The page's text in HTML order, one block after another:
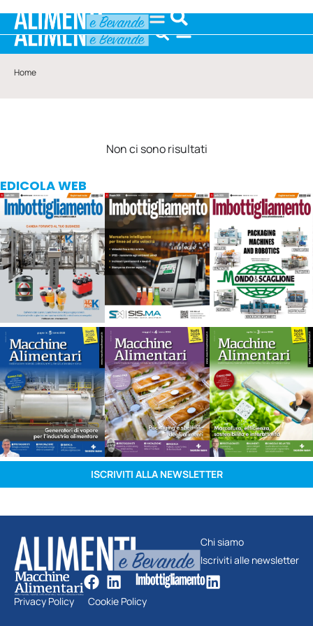
Home
Non ci sono risultati
EDICOLA WEB
ISCRIVITI ALLA NEWSLETTER
Chi siamo
Iscriviti alle newsletter
Privacy Policy Cookie Policy